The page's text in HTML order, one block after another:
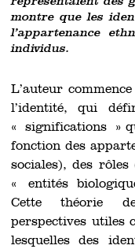
montre que les
l’appartenance
individus.
L’auteur
l’identité, qui
« significations »
fonction des
sociales), des
« entités
Cette théorie
perspectives utiles
lesquelles des